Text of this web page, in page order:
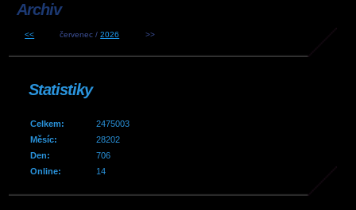
Archiv
<< červenec /2026 >>
Statistiky
Online: 14
Celkem:
2475003
Měsíc:
28202
Den:
706